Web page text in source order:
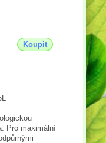
Koupit
Pro maximální